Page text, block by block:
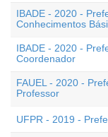
IBADE - 2020 -
Conhecimentos
IBADE - 2020 -
Coordenador
FAUEL - 2020 -
Professor
UFPR - 2019 -